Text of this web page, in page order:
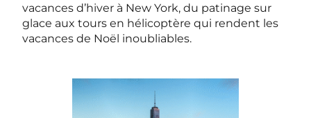
vacances d’hiver à New York, du patinage sur
glace aux tours en hélicoptère qui rendent les
vacances de Noël inoubliables.